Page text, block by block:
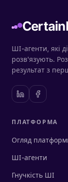
ШІ-агенти, які
розв'язують.
результат з
ПЛАТФОРМА
Огляд
ШІ-агенти
Гнучкість ШІ